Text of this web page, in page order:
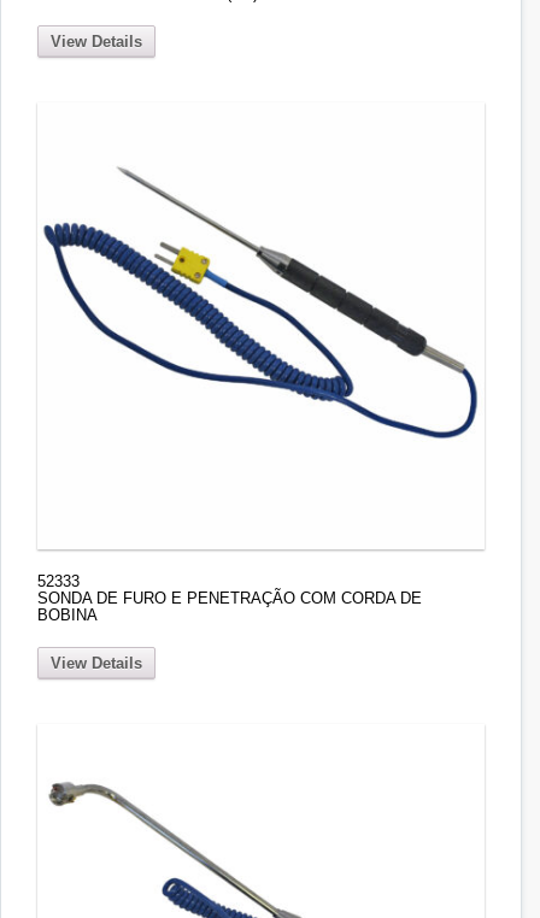
View Details
52333
SONDA DE FURO E PENETRAÇÃO COM CORDA DE
BOBINA
View Details